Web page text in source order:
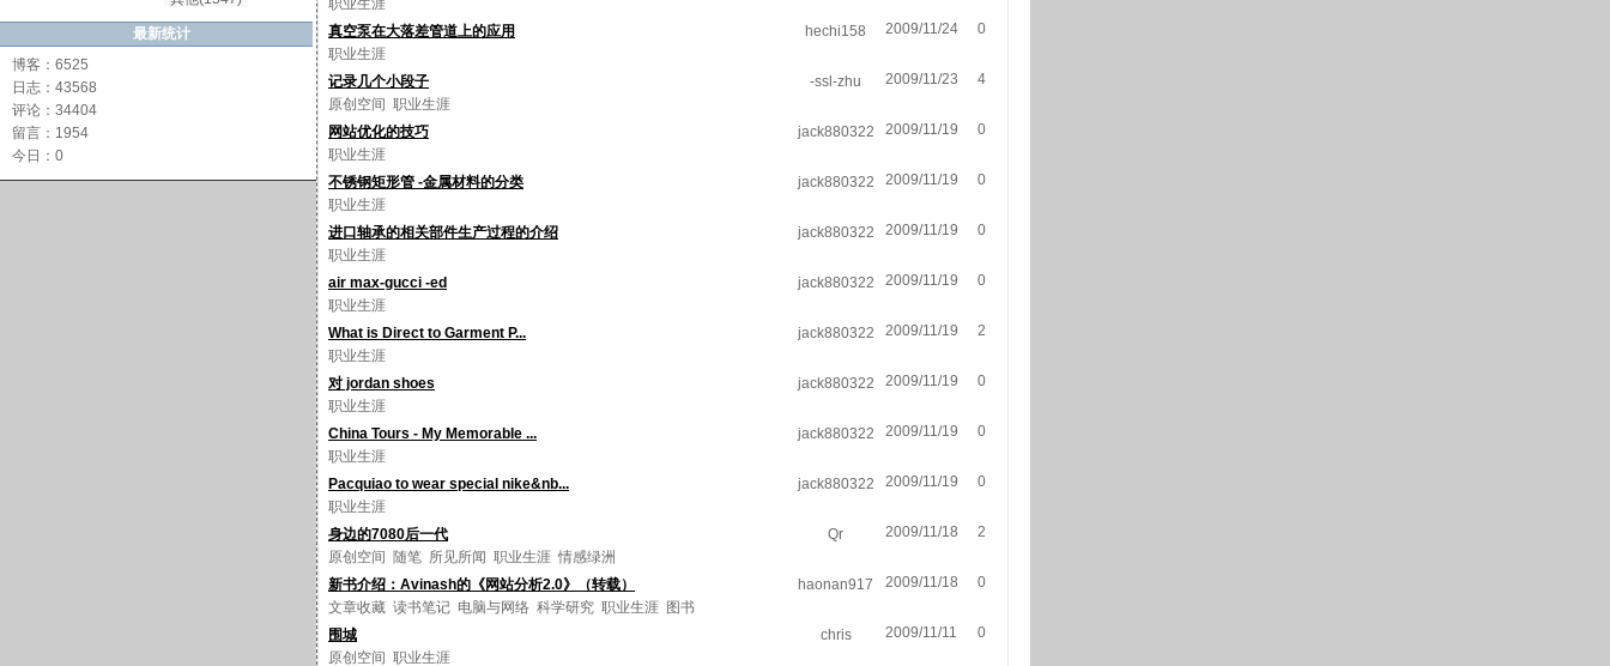
最新统计
博客：6525
日志：43568
评论：34404
留言：1954
今日：0
职业生涯
真空泵在大落差管道上的应用
职业生涯
hechi158 2009/11/24 0
记录几个小段子
原创空间 职业生涯
-ssl-zhu 2009/11/23 4
网站优化的技巧
职业生涯
jack880322 2009/11/19 0
不锈钢矩形管 -金属材料的分类
职业生涯
jack880322 2009/11/19 0
进口轴承的相关部件生产过程的介绍
职业生涯
jack880322 2009/11/19 0
air max-gucci -ed
职业生涯
jack880322 2009/11/19 0
What is Direct to Garment P...
职业生涯
jack880322 2009/11/19 2
对 jordan shoes
职业生涯
jack880322 2009/11/19 0
China Tours - My Memorable ...
职业生涯
jack880322 2009/11/19 0
Pacquiao to wear special nike&nb...
职业生涯
jack880322 2009/11/19 0
身边的7080后一代
原创空间
随笔 所见所闻 职业生涯 情感绿洲
Qr 2009/11/18 2
新书介绍：Avinash的《网站分析2.0》（转载）
文章收藏 读书笔记 电脑与网络 科学研究 职业生涯 图书
haonan917 2009/11/18 0
围城
原创空间 职业生涯
chris 2009/11/11 0